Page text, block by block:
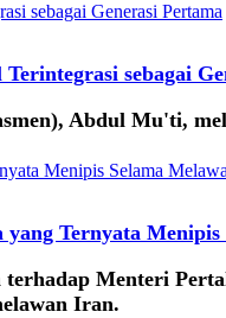
sebagai
Abdul Mu'ti,
Ternyata
Menteri
Iran.